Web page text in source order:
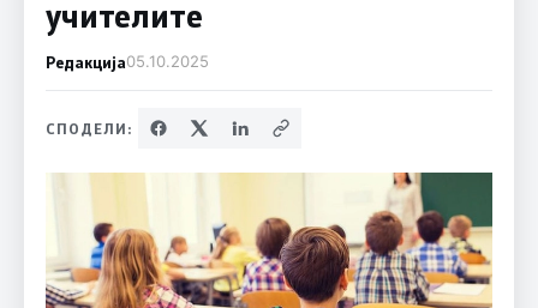
учителите
Редакција05.10.2025
СПОДЕЛИ: